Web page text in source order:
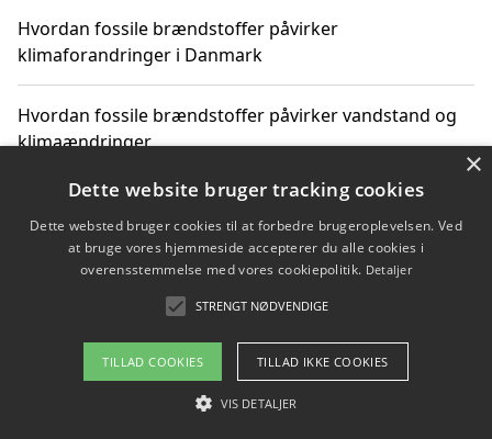
Hvordan fossile brændstoffer påvirker
klimaforandringer i Danmark
Hvordan fossile brændstoffer påvirker vandstand og
klimaændringer
Hvordan citater om fossile brændstoffer kan ændre
vores perspektiv
Om / kontakt
Blog Betingelser
×
Dette website bruger tracking cookies
Dette websted bruger cookies til at forbedre brugeroplevelsen. Ved
at bruge vores hjemmeside accepterer du alle cookies i
overensstemmelse med vores cookiepolitik. Detaljer
STRENGT NØDVENDIGE
TILLAD COOKIES TILLAD IKKE COOKIES
VIS DETALJER